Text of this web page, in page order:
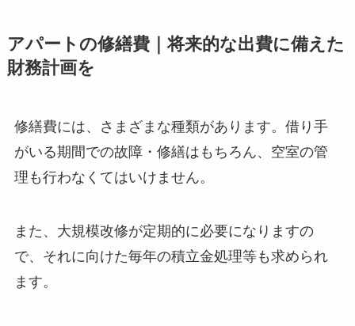
アパートの修繕費｜将来的な出費に備えた
財務計画を
修繕費には、さまざまな種類があります。借り手
がいる期間での故障・修繕はもちろん、空室の管
理も行わなくてはいけません。
また、大規模改修が定期的に必要になりますの
で、それに向けた毎年の積立金処理等も求められ
ます。